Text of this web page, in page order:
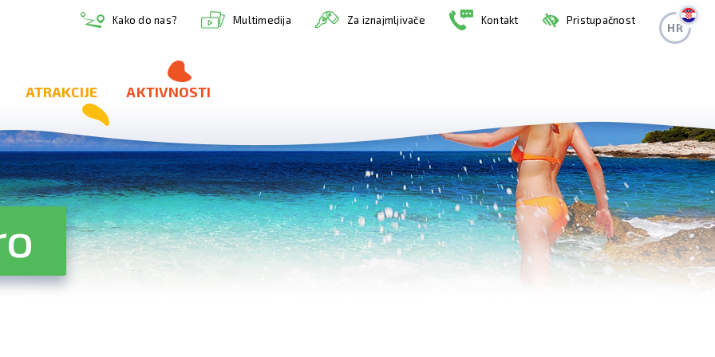
Kako do nas? Multimedija Za iznajmljivače Kontakt Pristupačnost
HR
ATRAKCIJE AKTIVNOSTI